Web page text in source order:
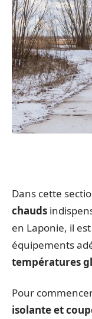
Dans cette
chauds
en Laponie, il
équipements
températures
Pour
isolante et